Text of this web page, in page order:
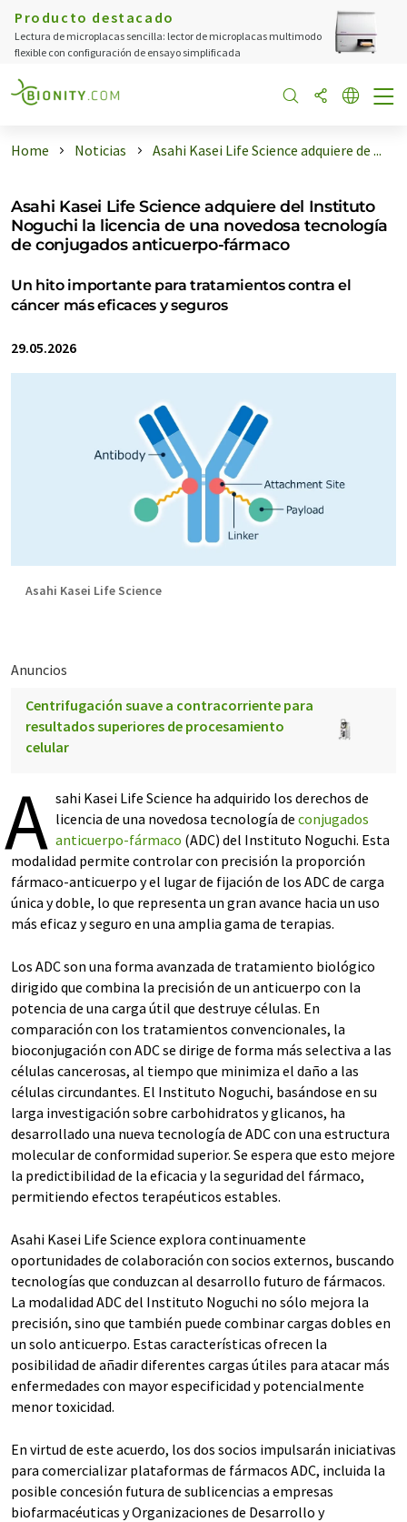
Producto destacado
Lectura de microplacas sencilla: lector de microplacas multimodo
flexible con configuración de ensayo simplificada
Home Noticias Asahi Kasei Life Science adquiere de ...
Asahi Kasei Life Science adquiere del Instituto
Noguchi la licencia de una novedosa tecnología
de conjugados anticuerpo-fármaco
Un hito importante para tratamientos contra el
cáncer más eficaces y seguros
29.05.2026
Asahi Kasei Life Science
Anuncios
Centrifugación suave a contracorriente para
resultados superiores de procesamiento
celular
A sahi Kasei Life Science ha adquirido los derechos de
licencia de una novedosa tecnología de conjugados
anticuerpo-fármaco (ADC) del Instituto Noguchi. Esta
modalidad permite controlar con precisión la proporción
fármaco-anticuerpo y el lugar de fijación de los ADC de carga
única y doble, lo que representa un gran avance hacia un uso
más eficaz y seguro en una amplia gama de terapias.
Los ADC son una forma avanzada de tratamiento biológico
dirigido que combina la precisión de un anticuerpo con la
potencia de una carga útil que destruye células. En
comparación con los tratamientos convencionales, la
bioconjugación con ADC se dirige de forma más selectiva a las
células cancerosas, al tiempo que minimiza el daño a las
células circundantes. El Instituto Noguchi, basándose en su
larga investigación sobre carbohidratos y glicanos, ha
desarrollado una nueva tecnología de ADC con una estructura
molecular de conformidad superior. Se espera que esto mejore
la predictibilidad de la eficacia y la seguridad del fármaco,
permitiendo efectos terapéuticos estables.
Asahi Kasei Life Science explora continuamente
oportunidades de colaboración con socios externos, buscando
tecnologías que conduzcan al desarrollo futuro de fármacos.
La modalidad ADC del Instituto Noguchi no sólo mejora la
precisión, sino que también puede combinar cargas dobles en
un solo anticuerpo. Estas características ofrecen la
posibilidad de añadir diferentes cargas útiles para atacar más
enfermedades con mayor especificidad y potencialmente
menor toxicidad.
En virtud de este acuerdo, los dos socios impulsarán iniciativas
para comercializar plataformas de fármacos ADC, incluida la
posible concesión futura de sublicencias a empresas
biofarmacéuticas y Organizaciones de Desarrollo y